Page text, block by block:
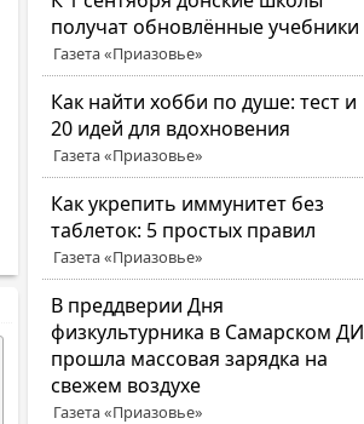
получат обновлённые учебники
Газета «Приазовье»
Как найти хобби по душе: тест и
20 идей для вдохновения
Газета «Приазовье»
Как укрепить иммунитет без
таблеток: 5 простых правил
Газета «Приазовье»
В преддверии Дня
физкультурника в Самарском ДИ
прошла массовая зарядка на
свежем воздухе
Газета «Приазовье»